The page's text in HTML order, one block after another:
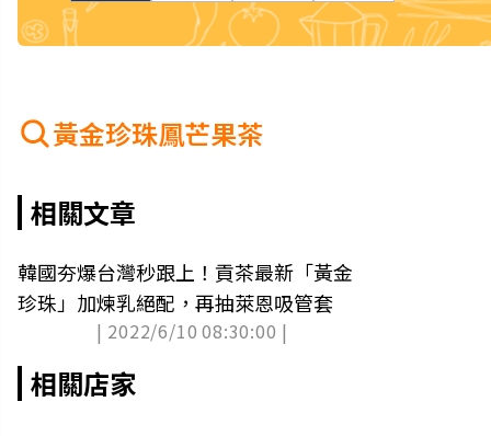
黃金珍珠鳳芒果茶
相關文章
韓國夯爆台灣秒跟上！貢茶最新「黃金
珍珠」加煉乳絕配，再抽萊恩吸管套
| 2022/6/10 08:30:00 |
相關店家